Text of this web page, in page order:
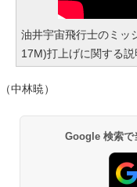
油井宇宙飛行士のミッ
17M)打上げに関する
（中林暁）
Google 検索で